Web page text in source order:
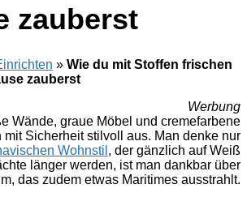
zauberst
» Wie du mit Stoffen frischen
zauberst
Werbung
Wände, graue Möbel und cremefarbene
mit Sicherheit stilvoll aus. Man denke nur
Wohnstil , der gänzlich auf Weiß
länger werden, ist man dankbar über
das zudem etwas Maritimes ausstrahlt.